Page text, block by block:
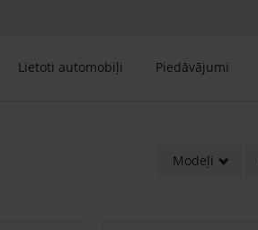
Lietoti automobiļi Piedāvājumi
Modeļi